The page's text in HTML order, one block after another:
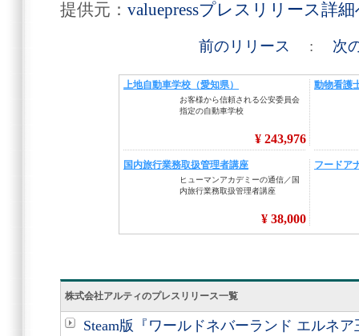
提供元： valuepressプレスリリース詳
前のリリース : 次
株式会社アルティのプレスリリース一覧
Steam版『ワールドネバーランド エルネ